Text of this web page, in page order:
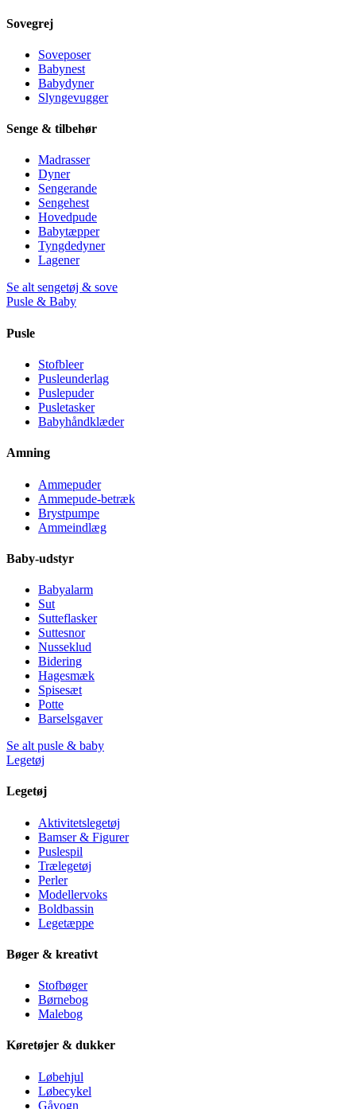
Sovegrej
Soveposer
Babynest
Babydyner
Slyngevugger
Senge & tilbehør
Madrasser
Dyner
Sengerande
Sengehest
Hovedpude
Babytæpper
Tyngdedyner
Lagener
Se alt sengetøj & sove
Pusle & Baby
Pusle
Stofbleer
Pusleunderlag
Puslepuder
Pusletasker
Babyhåndklæder
Amning
Ammepuder
Ammepude-betræk
Brystpumpe
Ammeindlæg
Baby-udstyr
Babyalarm
Sut
Sutteflasker
Suttesnor
Nusseklud
Bidering
Hagesmæk
Spisesæt
Potte
Barselsgaver
Se alt pusle & baby
Legetøj
Legetøj
Aktivitetslegetøj
Bamser & Figurer
Puslespil
Trælegetøj
Perler
Modellervoks
Boldbassin
Legetæppe
Bøger & kreativt
Stofbøger
Børnebog
Malebog
Køretøjer & dukker
Løbehjul
Løbecykel
Gåvogn